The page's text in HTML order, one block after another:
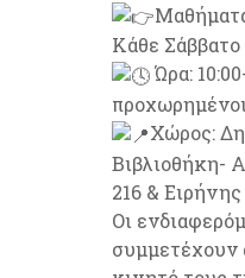
Κάθε Σάββατο
Ώρα:
Χώρος:
Βιβλιοθήκη-
216 & Ειρήνης
Οι
συμμετέχουν